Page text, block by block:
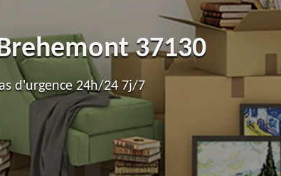
37130
d'urgence 24h/24 7j/7